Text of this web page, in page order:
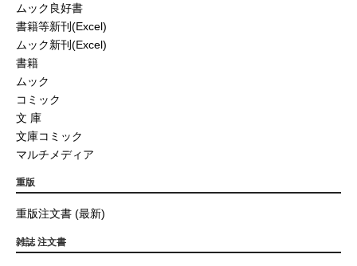
ムック良好書
書籍等新刊(Excel)
ムック新刊(Excel)
書籍
ムック
コミック
文 庫
文庫コミック
マルチメディア
重版
重版注文書 (最新)
雑誌 注文書